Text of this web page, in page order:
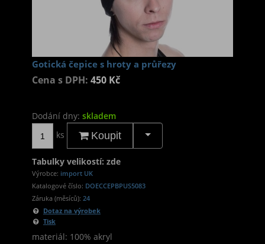
Gotická čepice s hroty a průřezy
Cena s DPH: 450 Kč
Dodání dny: skladem
ks
Koupit
Tabulky velikostí: zde
Výrobce: import UK
Katalogové číslo: DOECCEPBPUS5083
Záruka (měsíců): 24
Dotaz na výrobek
Tisk
materiál: 100% akryl